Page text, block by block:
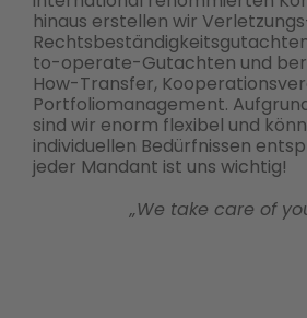
hinaus erstellen wir
to-operate-Gutachten und
How-Transfer,
Portfoliomanagement.
sind wir enorm flexibel und
individuellen Bedürfnissen
jeder Mandant ist uns wichtig!
„We take care of